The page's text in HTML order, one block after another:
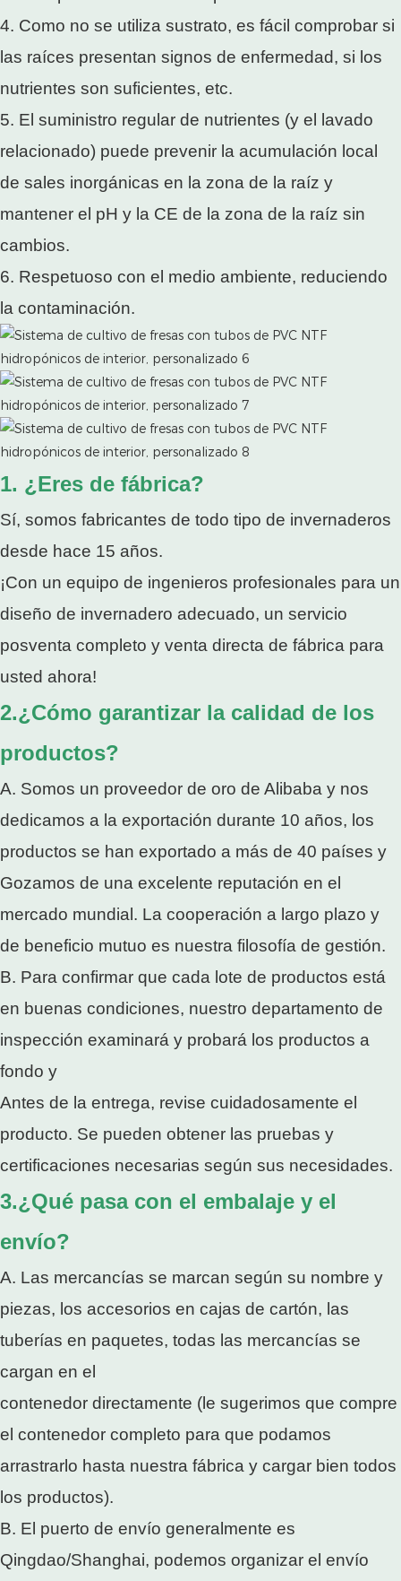
4. Como no se utiliza sustrato, es fácil comprobar si
las raíces presentan signos de enfermedad, si los
nutrientes son suficientes, etc.
5. El suministro regular de nutrientes (y el lavado
relacionado) puede prevenir la acumulación local
de sales inorgánicas en la zona de la raíz y
mantener el pH y la CE de la zona de la raíz sin
cambios.
6. Respetuoso con el medio ambiente, reduciendo
la contaminación.
1. ¿Eres de fábrica?
Sí, somos fabricantes de todo tipo de invernaderos
desde hace 15 años.
¡Con un equipo de ingenieros profesionales para un
diseño de invernadero adecuado, un servicio
posventa completo y venta directa de fábrica para
usted ahora!
2.¿Cómo garantizar la calidad de los
productos?
A. Somos un proveedor de oro de Alibaba y nos
dedicamos a la exportación durante 10 años, los
productos se han exportado a más de 40 países y
Gozamos de una excelente reputación en el
mercado mundial. La cooperación a largo plazo y
de beneficio mutuo es nuestra filosofía de gestión.
B. Para confirmar que cada lote de productos está
en buenas condiciones, nuestro departamento de
inspección examinará y probará los productos a
fondo y
Antes de la entrega, revise cuidadosamente el
producto. Se pueden obtener las pruebas y
certificaciones necesarias según sus necesidades.
3.¿Qué pasa con el embalaje y el
envío?
A. Las mercancías se marcan según su nombre y
piezas, los accesorios en cajas de cartón, las
tuberías en paquetes, todas las mercancías se
cargan en el
contenedor directamente (le sugerimos que compre
el contenedor completo para que podamos
arrastrarlo hasta nuestra fábrica y cargar bien todos
los productos).
B. El puerto de envío generalmente es
Qingdao/Shanghai, podemos organizar el envío